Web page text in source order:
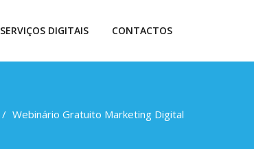
SERVIÇOS DIGITAIS CONTACTOS
Webinário Gratuito Marketing Digital